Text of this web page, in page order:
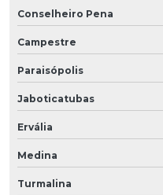
Conselheiro Pena
Campestre
Paraisópolis
Jaboticatubas
Ervália
Medina
Turmalina